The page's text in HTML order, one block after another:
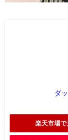
ダ
楽天市場で